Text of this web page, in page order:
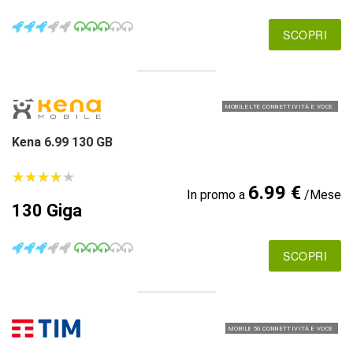
SCOPRI
MOBILE LTE CONNETTIVITÀ E VOCE
Kena 6.99 130 GB
★★★★★
★★★★★
130 Giga
In promo a 6.99 €/Mese
SCOPRI
MOBILE 5G CONNETTIVITÀ E VOCE